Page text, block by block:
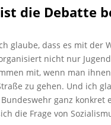
die Debatte
glaube, dass es mit der
nicht nur
mit, wenn man
zu gehen. Und ich
ganz konkret
die Frage von